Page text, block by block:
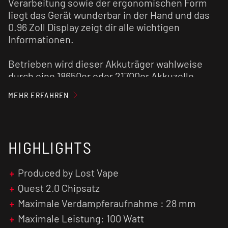
liegt das Gerät wunderbar in der Hand und das
0.96 Zoll Display zeigt dir alle wichtigen
Informationen.
Betrieben wird dieser Akkuträger wahlweise
durch eine 18650er oder 21700er Akkuzelle,
und feuert mit 100 Watt. Die Akkuzelle kann
einem Durchmesser von bis zu 28 mm finden
Anschluss Platz.
Mit dem verbauten QUEST 2.0 Chipsatz stehen
verschiedene Dampf-Modi wie TC, VPC und
Bypass zur Auswahl.
MEHR ERFAHREN
HIGHLIGHTS
Produced by Lost Vape
Quest 2.0 Chipsatz
Maximale Verdampferaufnahme : 28 mm
Maximale Leistung: 100 Watt